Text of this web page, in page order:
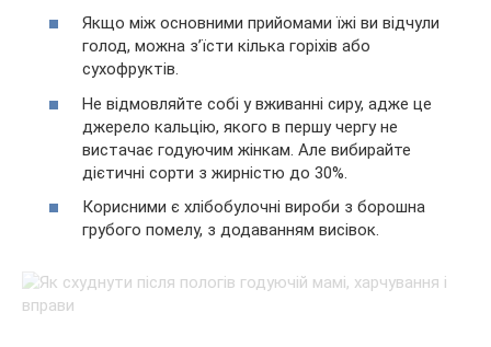
Якщо між основними прийомами їжі ви відчули
голод, можна з’їсти кілька горіхів або
сухофруктів.
Не відмовляйте собі у вживанні сиру, адже це
джерело кальцію, якого в першу чергу не
вистачає годуючим жінкам. Але вибирайте
дієтичні сорти з жирністю до 30%.
Корисними є хлібобулочні вироби з борошна
грубого помелу, з додаванням висівок.